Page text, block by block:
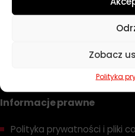
Zobacz
Polityka
Dobierz olej
Informacje prawne
Polityka prywatności i pliki